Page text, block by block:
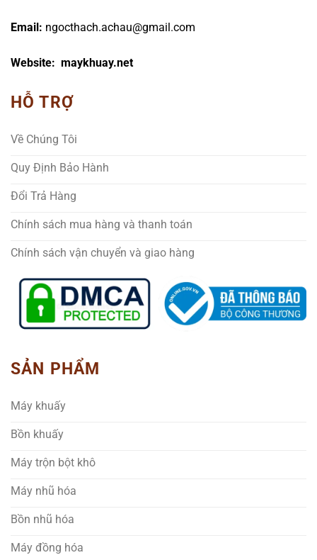
Email: ngocthach.achau@gmail.com
Website: maykhuay.net
HỖ TRỢ
Về Chúng Tôi
Quy Định Bảo Hành
Đổi Trả Hàng
Chính sách mua hàng và thanh toán
Chính sách vận chuyển và giao hàng
SẢN PHẨM
Máy khuấy
Bồn khuấy
Máy trộn bột khô
Máy nhũ hóa
Bồn nhũ hóa
Máy đồng hóa